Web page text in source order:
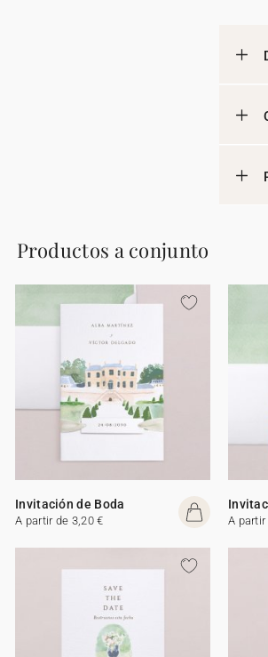
Productos a conjunto
Invitación de Boda
A partir de 3,20 € A partir